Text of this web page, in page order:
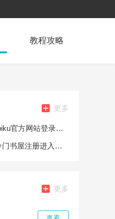
教程攻略
更多
poipiku官网登录入口_poipiku官方网站登录地址首页
冷门书屋怎么注册进入_冷门书屋注册进入教程
更多